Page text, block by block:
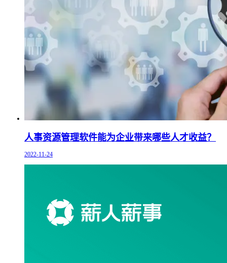
人事资源管理软件能为企业带来哪些人才收益？
2022-11-24